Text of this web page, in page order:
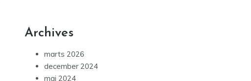
Archives
marts 2026
december 2024
maj 2024